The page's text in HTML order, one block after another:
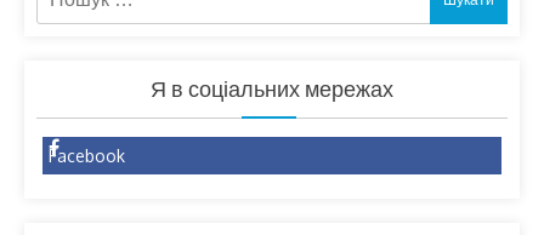
Я в соціальних мережах
Facebook